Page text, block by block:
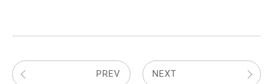
PREV NEXT